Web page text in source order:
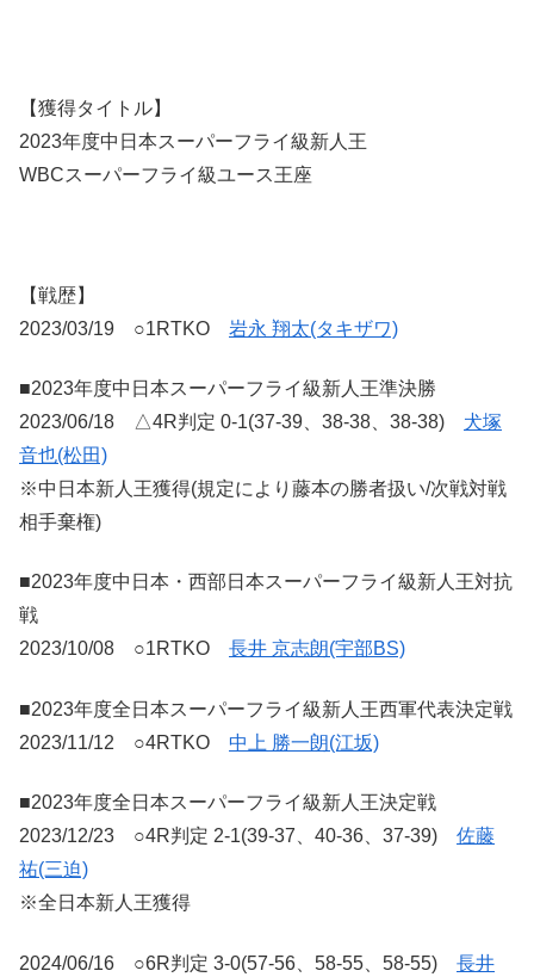
【獲得タイトル】
2023年度中日本スーパーフライ級新人王
WBCスーパーフライ級ユース王座
【戦歴】
2023/03/19 ○1RTKO 岩永 翔太(タキザワ)
■2023年度中日本スーパーフライ級新人王準決勝
2023/06/18 △4R判定 0-1(37-39、38-38、38-38) 犬塚
音也(松田)
※中日本新人王獲得(規定により藤本の勝者扱い/次戦対戦
相手棄権)
■2023年度中日本・西部日本スーパーフライ級新人王対抗
戦
2023/10/08 ○1RTKO 長井 京志朗(宇部BS)
■2023年度全日本スーパーフライ級新人王西軍代表決定戦
2023/11/12 ○4RTKO 中上 勝一朗(江坂)
■2023年度全日本スーパーフライ級新人王決定戦
2023/12/23 ○4R判定 2-1(39-37、40-36、37-39) 佐藤
祐(三迫)
※全日本新人王獲得
2024/06/16 ○6R判定 3-0(57-56、58-55、58-55) 長井